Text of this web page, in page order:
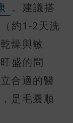
。建議搭
約1-2天洗
燥與敏
盛的問
合適的醫
是毛囊順